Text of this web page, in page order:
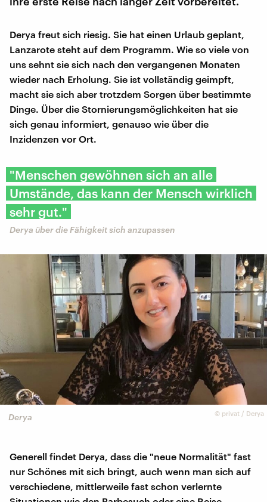
Derya freut sich riesig. Sie hat einen Urlaub geplant,
Lanzarote steht auf dem Programm. Wie so viele von
uns sehnt sie sich nach den vergangenen Monaten
wieder nach Erholung. Sie ist vollständig geimpft,
macht sie sich aber trotzdem Sorgen über bestimmte
Dinge. Über die Stornierungsmöglichkeiten hat sie
sich genau informiert, genauso wie über die
Inzidenzen vor Ort.
"Menschen gewöhnen sich an alle
Umstände, das kann der Mensch wirklich
sehr gut."
Derya über die Fähigkeit sich anzupassen
© privat / Derya
Derya
Generell findet Derya, dass die "neue Normalität" fast
nur Schönes mit sich bringt, auch wenn man sich auf
verschiedene, mittlerweile fast schon verlernte